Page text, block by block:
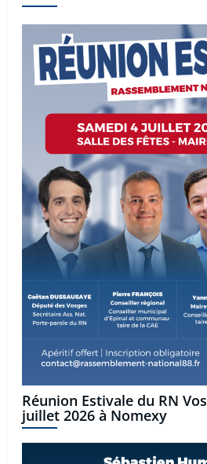
Réunion Estivale du RN
juillet 2026 à Nomexy